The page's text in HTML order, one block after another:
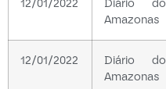
12/01/2022
Diário do
Amazonas
12/01/2022
Diário do
Amazonas